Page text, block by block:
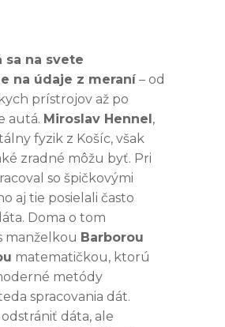
sa na svete
na údaje z meraní– od
prístrojov až po
autá. Miroslav Hennel,
fyzik z Košíc, však
zradné môžu byť. Pri
so špičkovými
aj tie posielali často
Doma o tom
manželkou Barborou
matematičkou, ktorú
metódy
spracovania dát.
dáta, ale